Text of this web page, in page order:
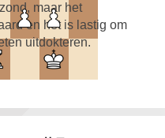
maar het
en het is lastig om
uitdokteren.